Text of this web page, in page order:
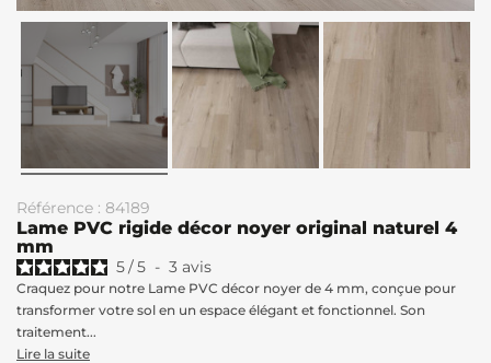
Référence : 84189
Lame PVC rigide décor noyer original naturel 4
mm
5/5 - 3 avis
Craquez pour notre Lame PVC décor noyer de 4 mm, conçue pour
transformer votre sol en un espace élégant et fonctionnel. Son
traitement...
Lire la suite